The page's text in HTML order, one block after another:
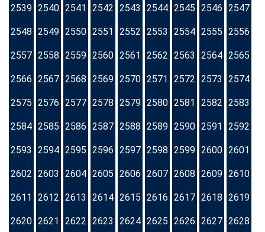
2539 2540 2541 2542 2543 2544 2545 2546 2547
2548 2549 2550 2551 2552 2553 2554 2555 2556
2557 2558 2559 2560 2561 2562 2563 2564 2565
2566 2567 2568 2569 2570 2571 2572 2573 2574
2575 2576 2577 2578 2579 2580 2581 2582 2583
2584 2585 2586 2587 2588 2589 2590 2591 2592
2593 2594 2595 2596 2597 2598 2599 2600 2601
2602 2603 2604 2605 2606 2607 2608 2609 2610
2611 2612 2613 2614 2615 2616 2617 2618 2619
2620 2621 2622 2623 2624 2625 2626 2627 2628